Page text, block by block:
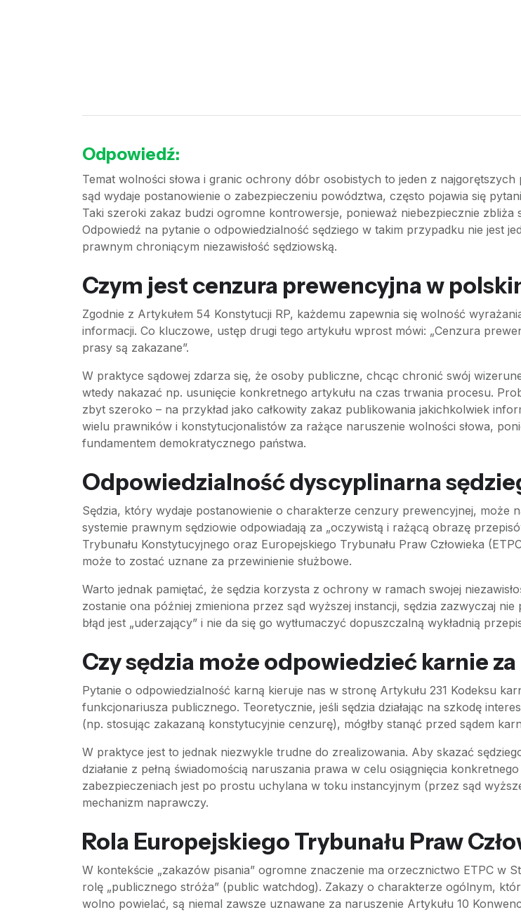
Odpowiedź:
Temat wolności słowa i granic ochrony dóbr osobistych to jeden z
sąd wydaje postanowienie o zabezpieczeniu powództwa, często pojawia się
Taki szeroki zakaz budzi ogromne kontrowersje, ponieważ niebezpiecznie
Odpowiedź na pytanie o odpowiedzialność sędziego w takim przypadku nie jest
prawnym chroniącym niezawisłość sędziowską.
Czym jest cenzura prewencyjna w
Zgodnie z Artykułem 54 Konstytucji RP, każdemu zapewnia się wolność
informacji. Co kluczowe, ustęp drugi tego artykułu wprost mówi: „Cenzura
prasy są zakazane”.
W praktyce sądowej zdarza się, że osoby publiczne, chcąc chronić swój
wtedy nakazać np. usunięcie konkretnego artykułu na czas trwania procesu.
zbyt szeroko – na przykład jako całkowity zakaz publikowania jakichkolwiek
wielu prawników i konstytucjonalistów za rażące naruszenie wolności słowa,
fundamentem demokratycznego państwa.
Odpowiedzialność dyscyplinarna
Sędzia, który wydaje postanowienie o charakterze cenzury prewencyjnej, może
systemie prawnym sędziowie odpowiadają za „oczywistą i rażącą obrazę
Trybunału Konstytucyjnego oraz Europejskiego Trybunału Praw Człowieka
może to zostać uznane za przewinienie służbowe.
Warto jednak pamiętać, że sędzia korzysta z ochrony w ramach swojej
zostanie ona później zmieniona przez sąd wyższej instancji, sędzia zazwyczaj
błąd jest „uderzający” i nie da się go wytłumaczyć dopuszczalną wykładnią
Czy sędzia może odpowiedzieć karnie
Pytanie o odpowiedzialność karną kieruje nas w stronę Artykułu 231 Kodeksu
funkcjonariusza publicznego. Teoretycznie, jeśli sędzia działając na szkodę
(np. stosując zakazaną konstytucyjnie cenzurę), mógłby stanąć przed sądem
W praktyce jest to jednak niezwykle trudne do zrealizowania. Aby skazać
działanie z pełną świadomością naruszania prawa w celu osiągnięcia
zabezpieczeniach jest po prostu uchylana w toku instancyjnym (przez sąd
mechanizm naprawczy.
Rola Europejskiego Trybunału Praw
W kontekście „zakazów pisania” ogromne znaczenie ma orzecznictwo ETPC w
rolę „publicznego stróża” (public watchdog). Zakazy o charakterze ogólnym,
wolno powielać, są niemal zawsze uznawane za naruszenie Artykułu 10